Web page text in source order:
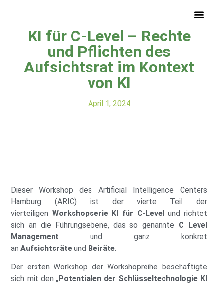
16.07.24 Workshop Teil 4:
KI für C-Level – Rechte
und Pflichten des
Aufsichtsrat im Kontext
von KI
April 1, 2024
Dieser Workshop des Artificial Intelligence Centers
Hamburg (ARIC) ist der vierte Teil der
vierteiligen Workshopserie KI für C-Levelund richtet
sich an die Führungsebene, das so genannte C Level
Management und ganz konkret
anAufsichtsräte und Beiräte.
Der ersten Workshop der Workshopreihe beschäftigte
sich mit den „ Potentialen der Schlüsseltechnologie KI